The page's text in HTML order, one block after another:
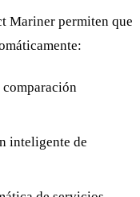
Mariner permiten que
comparación
inteligente de